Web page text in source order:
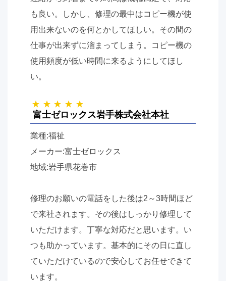
も良い。しかし、修理の最中はコピー機が使
用出来ないのを何とかしてほしい。その間の
仕事が出来ずに溜まってしまう。コピー機の
使用頻度が低い時間に来るようにしてほし
い。
富士ゼロックス岩手株式会社本社
業種:福祉
メーカー:富士ゼロックス
地域:岩手県花巻市
修理のお願いの電話をした後は2 ～3時間ほど
で来社されます。その後はしっかり修理して
いただけます。丁寧な対応だと思います。い
つも助かっています。基本的にその日に直し
ていただけているので安心してお任せできて
います。